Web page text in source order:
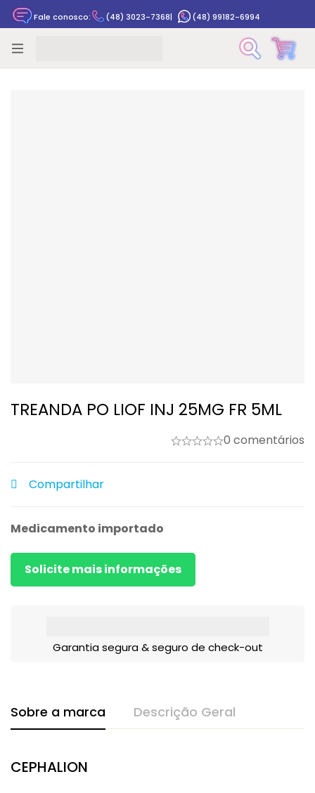
Fale conosco: (48) 3023-7368| (48) 99182-6994
TREANDA PO LIOF INJ 25MG FR 5ML
0 comentários
Compartilhar
Medicamento importado
Solicite mais informações
Garantia segura & seguro de check-out
Sobre a marca Descrição Geral
CEPHALION